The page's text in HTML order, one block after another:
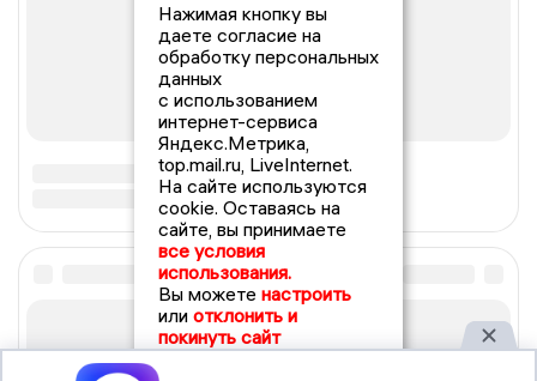
Нажимая кнопку вы
даете согласие на
обработку персональных
данных
с использованием
интернет-сервиса
Яндекс.Метрика,
top.mail.ru, LiveInternet.
На сайте используются
cookie. Оставаясь на
сайте, вы принимаете
все условия
использования.
Вы можете настроить
или отклонить и
покинуть сайт